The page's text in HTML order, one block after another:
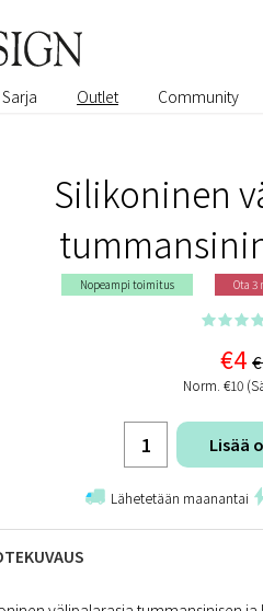
Sarja Outlet Community
Silikoninen
Nopeampi toimitus Ota 3
€4
Norm. €10
Lisää
Lähetetään maanantai